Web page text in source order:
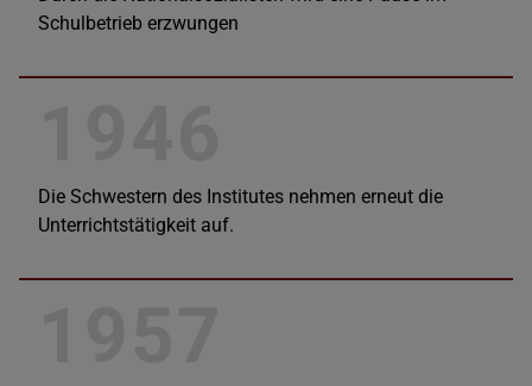
Schulbetrieb erzwungen
Die Schwestern des Institutes nehmen erneut die
Unterrichtstätigkeit auf.